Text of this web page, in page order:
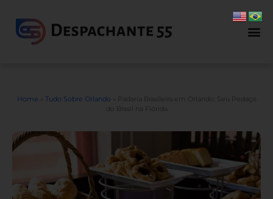
Home Tudo Sobre Orlando
Padaria Brasileira em Orlando: Seu Pedaço
do Brasil na Flórida